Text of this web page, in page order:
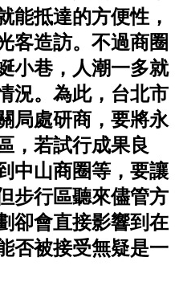
能抵達的方便性，
客造訪。不過商圈
小巷，人潮一多就
況。為此，台北市
局處研商，要將永
，若試行成果良
中山商圈等，要讓
步行區聽來儘管方
卻會直接影響到在
否被接受無疑是一